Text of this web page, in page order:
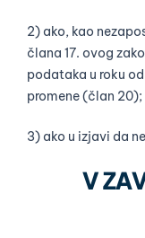
2) ako, kao
člana 17. ovog
podataka u roku
promene (član 20);
3) ako u izjavi da
V